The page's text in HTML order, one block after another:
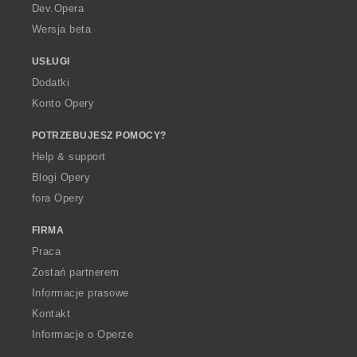
a
Dev.Opera
Wersja beta
USŁUGI
Dodatki
Konto Opery
POTRZEBUJESZ POMOCY?
Help & support
Blogi Opery
fora Opery
FIRMA
Praca
Zostań partnerem
Informacje prasowe
Kontakt
Informacje o Operze